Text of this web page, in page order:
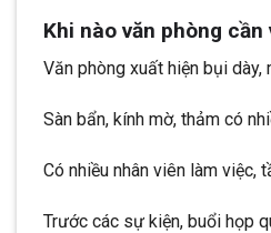
Khi nào văn phòng cần
Văn phòng xuất hiện bụi dày,
Sàn bẩn, kính mờ, thảm có
Có nhiều nhân viên làm việc,
Trước các sự kiện, buổi họp